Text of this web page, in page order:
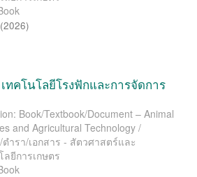
(2026)
ทคโนโลยีโรงฟักและการจัดการ
Book/Textbook/Document – Animal
and Agricultural Technology /
ำรา/เอกสาร - สัตวศาสตร์และ
ลยีการเกษตร